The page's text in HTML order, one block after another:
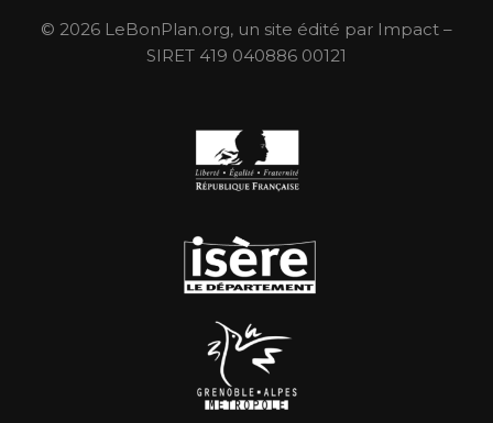
© 2026 LeBonPlan.org, un site édité par Impact –
SIRET 419 040886 00121